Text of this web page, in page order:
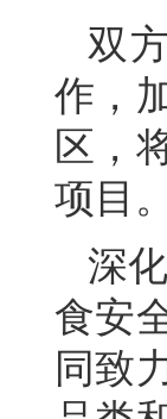
双
作，
区，
项目。
深
食安
同致